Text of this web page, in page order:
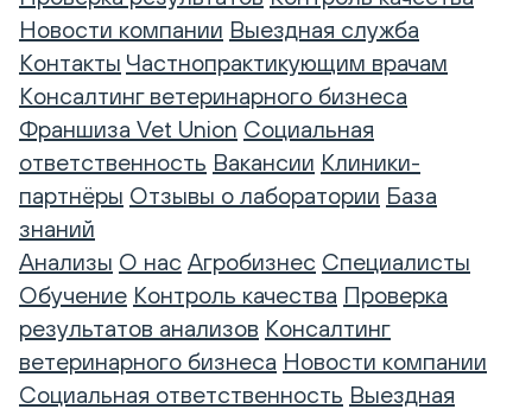
Новости компании Выездная служба
Контакты Частнопрактикующим врачам
Консалтинг ветеринарного бизнеса
Франшиза Vet Union Социальная
ответственность Вакансии Клиники-
партнёры Отзывы о лаборатории База
знаний
Анализы О нас Агробизнес Специалисты
Обучение Контроль качества Проверка
результатов анализов Консалтинг
ветеринарного бизнеса Новости компании
Социальная ответственность Выездная